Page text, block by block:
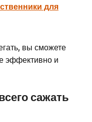
для
вы сможете
эффективно и
сажать